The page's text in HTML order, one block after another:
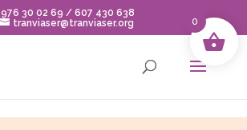
976 30 02 69 / 607 430 638
tranviaser@tranviaser.org
0